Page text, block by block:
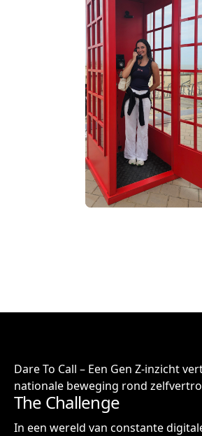
Dare To Call – Een Gen Z-inzicht
nationale beweging rond
The Challenge
In een wereld van constante